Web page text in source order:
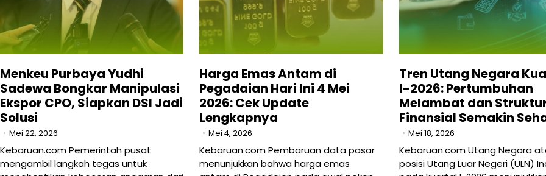
Menkeu Purbaya Yudhi
Sadewa Bongkar Manipulasi
Ekspor CPO, Siapkan DSI Jadi
Solusi
Mei 22, 2026
Kebaruan.com Pemerintah pusat
mengambil langkah tegas untuk
Harga Emas Antam di
Pegadaian Hari Ini 4 Mei
2026: Cek Update
Lengkapnya
Mei 4, 2026
Kebaruan.com Pembaruan data pasar
menunjukkan bahwa harga emas
Tren Utang Negara
I-2026: Pertumbuhan
Melambat dan
Finansial Semakin
Mei 18, 2026
Kebaruan.com Utang Negara
posisi Utang Luar Negeri (ULN)